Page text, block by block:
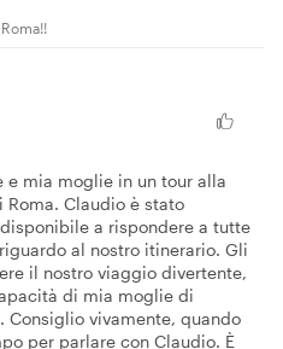
e mia moglie in un tour alla
Claudio è stato
a rispondere a tutte
al nostro itinerario. Gli
il nostro viaggio divertente,
di mia moglie di
vivamente, quando
per parlare con Claudio. È